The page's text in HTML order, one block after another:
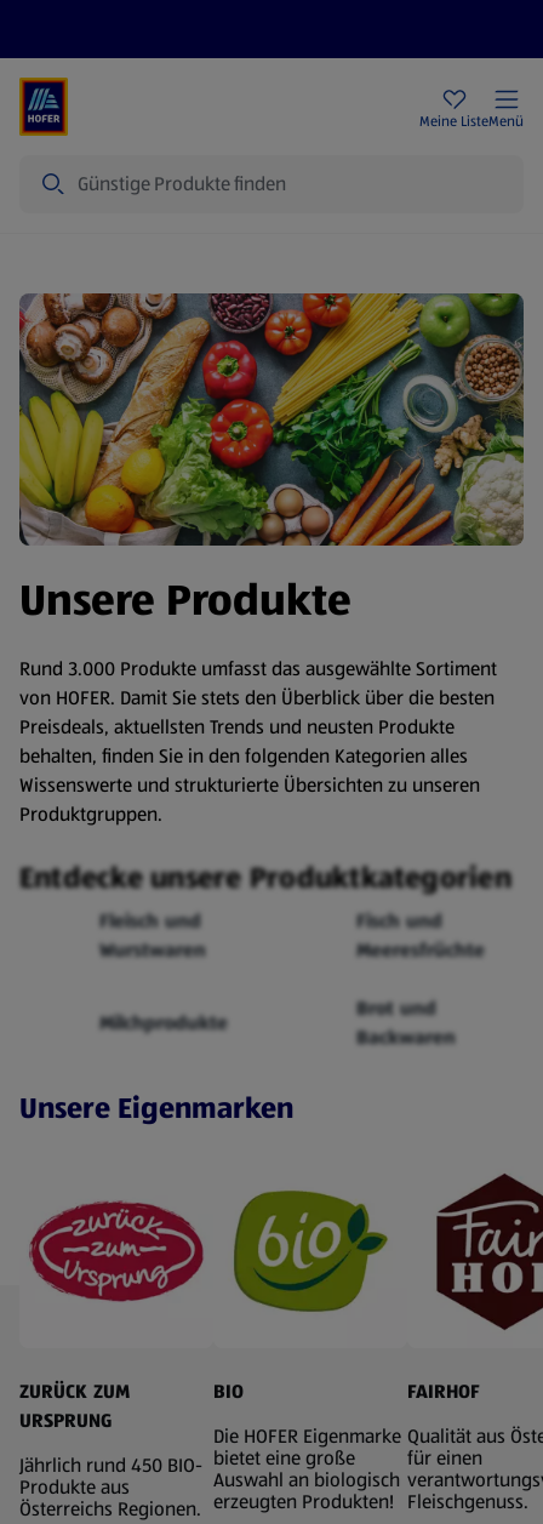
Meine ListeMenü
Unsere Produkte
Rund 3.000 Produkte umfasst das ausgewählte Sortiment
von HOFER. Damit Sie stets den Überblick über die besten
Preisdeals, aktuellsten Trends und neusten Produkte
behalten, finden Sie in den folgenden Kategorien alles
Wissenswerte und strukturierte Übersichten zu unseren
Produktgruppen.
Entdecke unsere Produktkategorien
Fleisch und
Wurstwaren
Fisch und
Meeresfrüchte
Milchprodukte
Brot und
Backwaren
Unsere Eigenmarken
ZURÜCK ZUM
URSPRUNG
Jährlich rund 450 BIO-
Produkte aus
Österreichs Regionen.
BIO
Die HOFER Eigenmarke
bietet eine große
Auswahl an biologisch
erzeugten Produkten!
FAIRHOF
Qualität aus
für einen
Fleischgenuss.